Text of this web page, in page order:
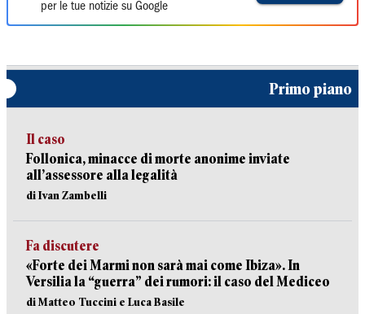
per le tue notizie su Google
Primo piano
Il caso
Follonica, minacce di morte anonime inviate
all’assessore alla legalità
di Ivan Zambelli
Fa discutere
«Forte dei Marmi non sarà mai come Ibiza». In
Versilia la “guerra” dei rumori: il caso del Mediceo
di Matteo Tuccini e Luca Basile